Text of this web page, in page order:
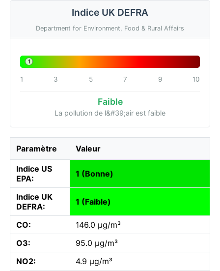
Indice UK DEFRA
Department for Environment, Food & Rural Affairs
1
1 3 5 7 9 10
Faible
La pollution de l&#39;air est faible
Paramètre Valeur
Indice US
EPA:
1 (Bonne)
Indice UK
DEFRA:
1 (Faible)
CO:
146.0 µg/m³
O3:
95.0 µg/m³
NO2:
4.9 µg/m³